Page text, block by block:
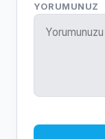
YORUMUNUZ